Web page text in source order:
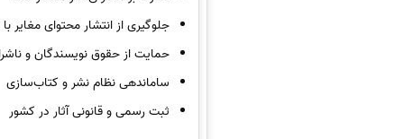
جلوگیری از انتشار محتوای مغایر
حمایت از حقوق نویسندگان و
ساماندهی نظام نشر و کتاب‌سازی
ثبت رسمی و قانونی آثار در کشور